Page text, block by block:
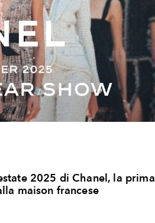
2025 di Chanel, la prima
maison francese